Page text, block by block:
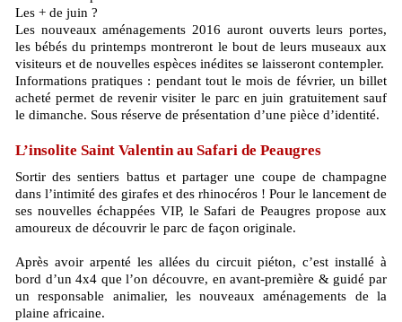
Les + de juin ?
Les nouveaux aménagements 2016 auront ouverts leurs portes,
les bébés du printemps montreront le bout de leurs museaux aux
visiteurs et de nouvelles espèces inédites se laisseront contempler.
Informations pratiques : pendant tout le mois de février, un billet
acheté permet de revenir visiter le parc en juin gratuitement sauf
le dimanche. Sous réserve de présentation d’une pièce d’identité.
L’insolite Saint Valentin au Safari de Peaugres
Sortir des sentiers battus et partager une coupe de champagne
dans l’intimité des girafes et des rhinocéros ! Pour le lancement de
ses nouvelles échappées VIP, le Safari de Peaugres propose aux
amoureux de découvrir le parc de façon originale.
Après avoir arpenté les allées du circuit piéton, c’est installé à
bord d’un 4x4 que l’on découvre, en avant-première & guidé par
un responsable animalier, les nouveaux aménagements de la
plaine africaine.